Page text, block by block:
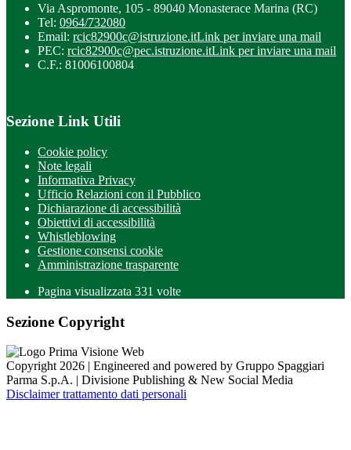
Via Aspromonte, 105 - 89040 Monasterace Marina (RC)
Tel: 0964/732080
Email: rcic82900c@istruzione.itLink per inviare una mail
PEC: rcic82900c@pec.istruzione.itLink per inviare una mail
C.F.: 81006100804
Sezione Link Utili
Cookie policy
Note legali
Informativa Privacy
Ufficio Relazioni con il Pubblico
Dichiarazione di accessibilità
Obiettivi di accessibilità
Whistleblowing
Gestione consensi cookie
Amministrazione trasparente
Pagina visualizzata 331 volte
Sezione Copyright
Copyright 2026 | Engineered and powered by Gruppo Spaggiari
Parma S.p.A. | Divisione Publishing & New Social Media
Disclaimer trattamento dati personali